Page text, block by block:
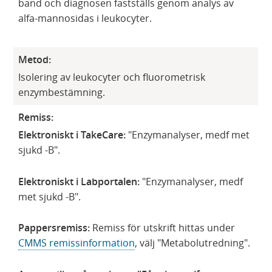
band och diagnosen fastställs genom analys av
alfa-mannosidas i leukocyter.
Metod:
Isolering av leukocyter och fluorometrisk
enzymbestämning.
Remiss:
Elektroniskt i TakeCare: "Enzymanalyser, medf met
sjukd -B".
Elektroniskt i Labportalen: "Enzymanalyser, medf
met sjukd -B".
Pappersremiss: Remiss för utskrift hittas under
CMMS remissinformation, välj "Metabolutredning".